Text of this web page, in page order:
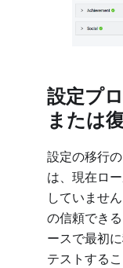
設定プ
または
設定の移行
は、現在ロ
していませ
の信頼でき
ースで最初
テストする